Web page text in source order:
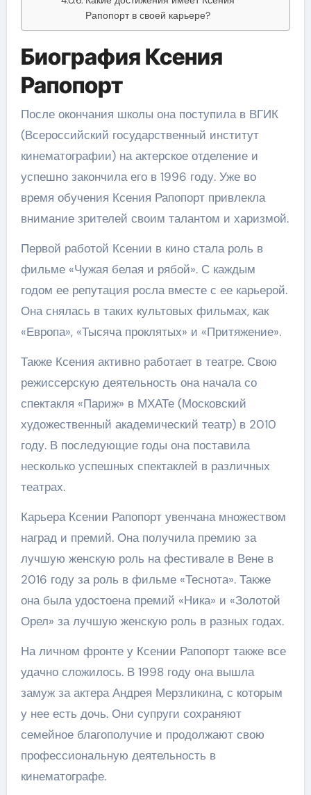
Рапопорт в своей карьере?
Биография Ксения
Рапопорт
После окончания школы она поступила в ВГИК
(Всероссийский государственный институт
кинематографии) на актерское отделение и
успешно закончила его в 1996 году. Уже во
время обучения Ксения Рапопорт привлекла
внимание зрителей своим талантом и харизмой.
Первой работой Ксении в кино стала роль в
фильме «Чужая белая и рябой». С каждым
годом ее репутация росла вместе с ее карьерой.
Она снялась в таких культовых фильмах, как
«Европа», «Тысяча проклятых» и «Притяжение».
Также Ксения активно работает в театре. Свою
режиссерскую деятельность она начала со
спектакля «Париж» в МХАТе (Московский
художественный академический театр) в 2010
году. В последующие годы она поставила
несколько успешных спектаклей в различных
театрах.
Карьера Ксении Рапопорт увенчана множеством
наград и премий. Она получила премию за
лучшую женскую роль на фестивале в Вене в
2016 году за роль в фильме «Теснота». Также
она была удостоена премий «Ника» и «Золотой
Орел» за лучшую женскую роль в разных годах.
На личном фронте у Ксении Рапопорт также все
удачно сложилось. В 1998 году она вышла
замуж за актера Андрея Мерзликина, с которым
у нее есть дочь. Они супруги сохраняют
семейное благополучие и продолжают свою
профессиональную деятельность в
кинематографе.